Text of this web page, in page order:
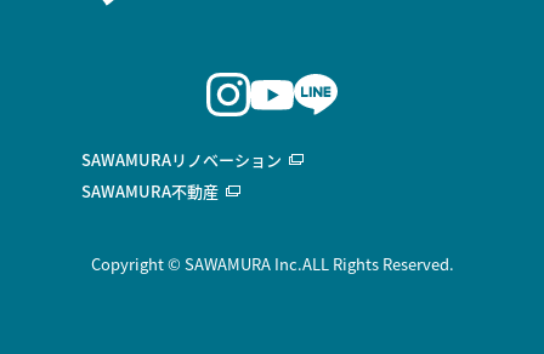
SAWAMURAリノベーション
SAWAMURA不動産
Copyright © SAWAMURA Inc.ALL Rights Reserved.